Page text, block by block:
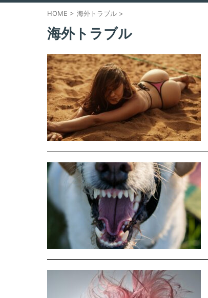
HOME > 海外トラブル >
海外トラブル